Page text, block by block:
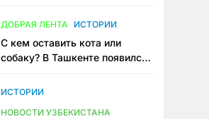
ДОБРАЯ ЛЕНТА ИСТОРИИ
С кем оставить кота или
собаку? В Ташкенте появился
ИСТОРИИ
НОВОСТИ УЗБЕКИСТАНА